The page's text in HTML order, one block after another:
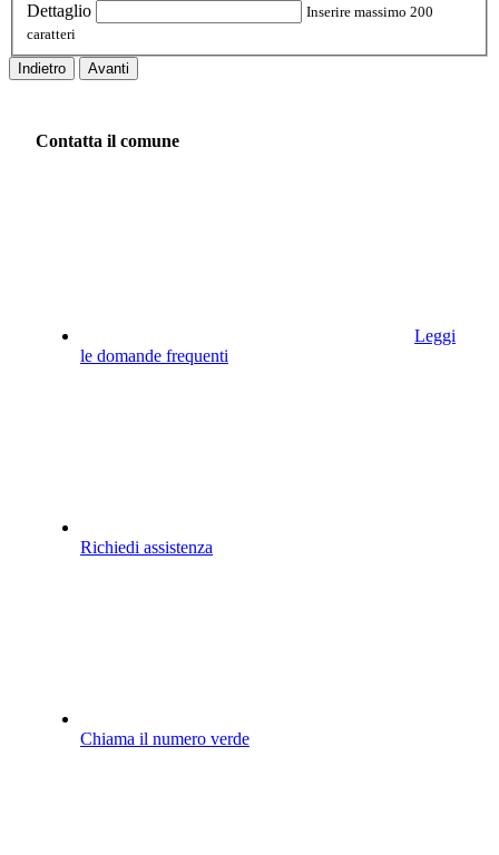
Dettaglio
Inserire massimo 200
caratteri
Indietro Avanti
Contatta il comune
Leggi
le domande frequenti
Richiedi assistenza
Chiama il numero verde